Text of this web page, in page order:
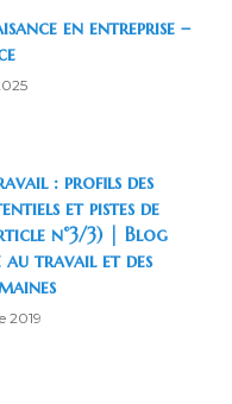
en entreprise –
: profils des
et pistes de
n°3/3) | Blog
au travail et des
2019